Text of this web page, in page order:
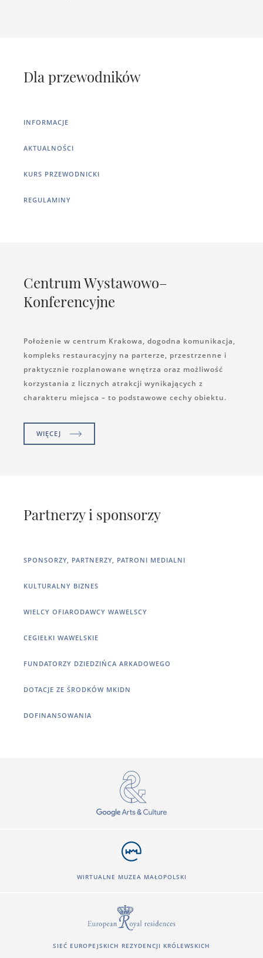
Dla przewodników
INFORMACJE
AKTUALNOŚCI
KURS PRZEWODNICKI
REGULAMINY
Centrum Wystawowo–
Konferencyjne
Położenie w centrum Krakowa, dogodna komunikacja,
kompleks restauracyjny na parterze, przestrzenne i
praktycznie rozplanowane wnętrza oraz możliwość
korzystania z licznych atrakcji wynikających z
charakteru miejsca – to podstawowe cechy obiektu.
WIĘCEJ
Partnerzy i sponsorzy
SPONSORZY, PARTNERZY, PATRONI MEDIALNI
KULTURALNY BIZNES
WIELCY OFIARODAWCY WAWELSCY
CEGIEŁKI WAWELSKIE
FUNDATORZY DZIEDZIŃCA ARKADOWEGO
DOTACJE ZE ŚRODKÓW MKIDN
DOFINANSOWANIA
WIRTUALNE MUZEA MAŁOPOLSKI
SIEĆ EUROPEJSKICH REZYDENCJI KRÓLEWSKICH